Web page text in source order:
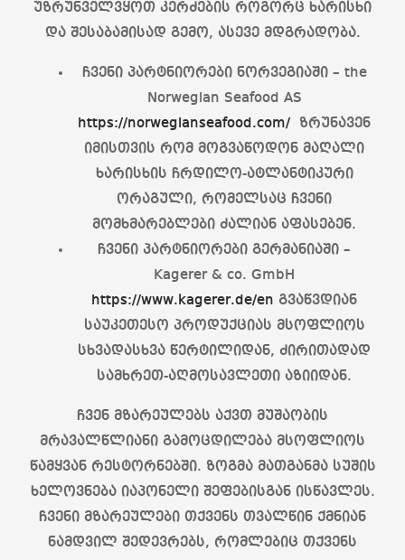
უზრუნველვყოთ კერძების როგორც ხარისხი
და შესაბამისად გემო, ასევე მდგრადობა.
ჩვენი პარტნიორები ნორვეგიაში – the
Norwegian Seafood AS
https://norwegianseafood.com/ ზრუნავენ
იმისთვის რომ მოგვაწოდონ მაღალი
ხარისხის ჩრდილო-ატლანტიკური
ორაგული, რომელსაც ჩვენი
მომხმარებლები ძალიან აფასებენ.
ჩვენი პარტნიორები გერმანიაში –
Kagerer & co. GmbH
https://www.kagerer.de/en გვაწვდიან
საუკეთესო პროდუქციას მსოფლიოს
სხვადასხვა წერტილიდან, ძირითადად
სამხრეთ-აღმოსავლეთი აზიიდან.
ჩვენ მზარეულებს აქვთ მუშაობის
მრავალწლიანი გამოცდილება მსოფლიოს
წამყვან რესტორნებში. ზოგმა მათგანმა სუშის
ხელოვნება იაპონელი შეფებისგან ისწავლეს.
ჩვენი მზარეულები თქვენს თვალწინ ქმნიან
ნამდვილ შედევრებს, რომლებიც თქვენს